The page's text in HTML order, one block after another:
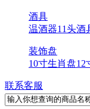
酒具
温酒器11头酒
装饰盘
10寸生肖盘12
联系客服